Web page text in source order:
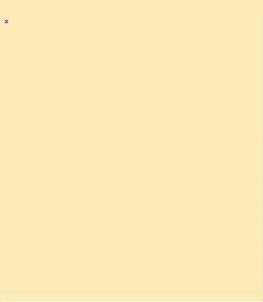
✕